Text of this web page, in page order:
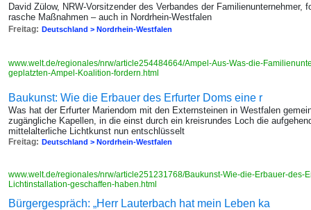
David Zülow, NRW-Vorsitzender des Verbandes der Familienunternehmer,
rasche Maßnahmen – auch in Nordrhein-Westfalen
Freitag: Deutschland > Nordrhein-Westfalen
www.welt.de/regionales/nrw/article254484664/Ampel-Aus-Was-die-
geplatzten-Ampel-Koalition-fordern.html
Baukunst: Wie die Erbauer des Erfurter Doms eine r
Was hat der Erfurter Mariendom mit den Externsteinen in Westfalen
zugängliche Kapellen, in die einst durch ein kreisrundes Loch die
mittelalterliche Lichtkunst nun entschlüsselt
Freitag: Deutschland > Nordrhein-Westfalen
www.welt.de/regionales/nrw/article251231768/Baukunst-Wie-die-Erbauer-des-
Lichtinstallation-geschaffen-haben.html
Bürgergespräch: „Herr Lauterbach hat mein Leben ka